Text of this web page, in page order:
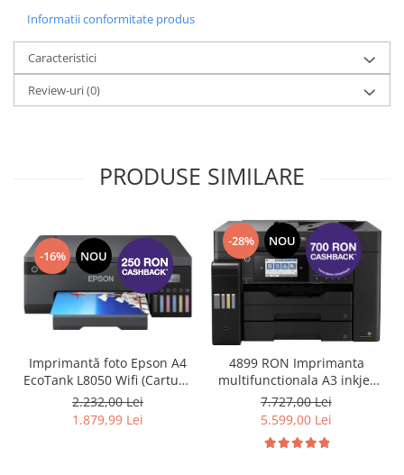
Informatii conformitate produs
Caracteristici
Review-uri(0)
PRODUSE SIMILARE
-16% NOU
Imprimantă foto Epson A4
EcoTank L8050 Wifi (Cartuse
de mare capacitate) #
2.232,00 Lei
1.879,99 Lei
-28% NOU
4899 RON Imprimanta
multifunctionala A3 inkjet
Epson L15160 Wi-Fi, ADF,
Duplex, imprimare fata-
copiere si fax #
7.727,00 Lei
5.599,00 Lei